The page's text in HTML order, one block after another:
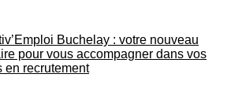
Buchelay : votre nouveau
pour vous accompagner dans vos
en recrutement